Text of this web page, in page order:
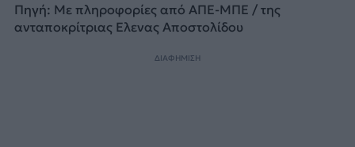
Πηγή: Με πληροφορίες από ΑΠΕ-ΜΠΕ / της
ανταποκρίτριας Ελενας Αποστολίδου
ΔΙΑΦΗΜΙΣΗ